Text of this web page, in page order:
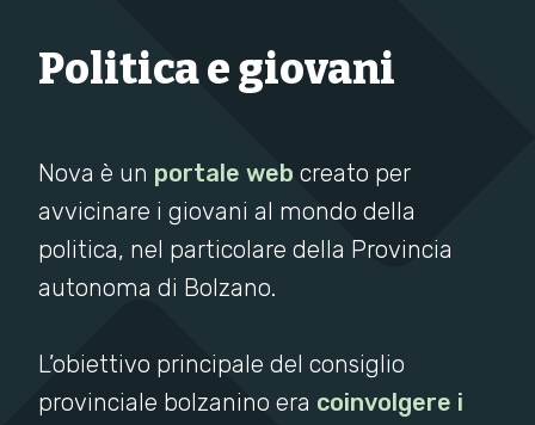
Politica e giovani
Nova è un portale web creato per
avvicinare i giovani al mondo della
politica, nel particolare della Provincia
autonoma di Bolzano.
L’obiettivo principale del consiglio
provinciale bolzanino era coinvolgere i